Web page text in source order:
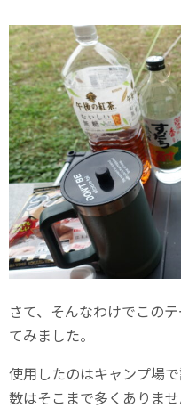
さて、そんなわけでこの
てみました。
使用したのはキャンプ場
数はそこまで多くありませ